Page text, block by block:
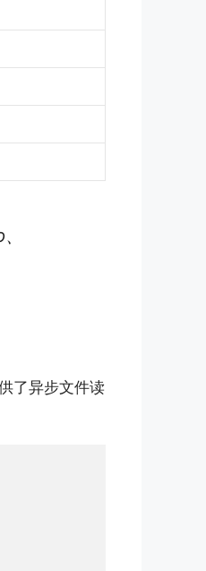
了异步文件读